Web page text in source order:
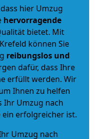
hier Umzug
hervorragende
bietet. Mit
können Sie
reibungslos und
dafür, dass Ihre
erfüllt werden. Wir
Ihnen zu helfen
Ihr Umzug nach
ein erfolgreicher ist.
Umzug nach